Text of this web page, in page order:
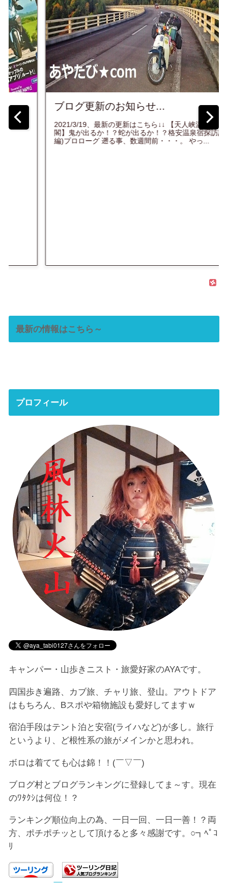
ブログ更新のお知らせ...
2021/3/19、最新の更新はこちら↓↓ 【天人峡温泉 天人
閣】鬼が出るか！？蛇が出るか！？格安温泉宿探訪記(前
編)プロローグ 遡る事、数週間前・・・。 やっ...
最新の情報はこちら～
プロフィール
キャンパー・山歩きニスト・旅愛好家のAYAです。
四国歩き遍路、カブ旅、チャリ旅、登山。アウトドア
はもちろん、Bスポや箱物施設も愛好してますｗ
宿泊手段はテント泊と安宿(ライハなど)が多し。旅行
というより、ど根性系の旅がメインかと思われ。
ボロは着てても心は錦！！(￣▽￣)
ブログ村とブログランキングに登録してま～す。現在
のﾜﾀｸｼは何位！？
ランキング順位向上の為、一日一回、一日一善！？両
方、ポチポチッとして頂けると多々感謝です。○┓ﾍﾟｺ
ﾘ